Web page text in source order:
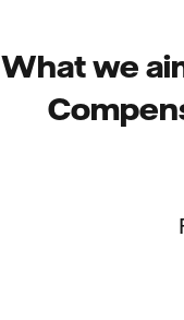
What we